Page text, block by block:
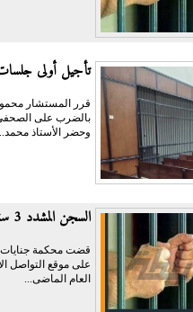
تأجيل أولى جلسات
قرر المستشار
وحضر الأستاذ
السجن المشدد 3 سنوات لمتهمين بتهديد فتاة فى سوهاج
على موقع التواصل
العام الماضى...